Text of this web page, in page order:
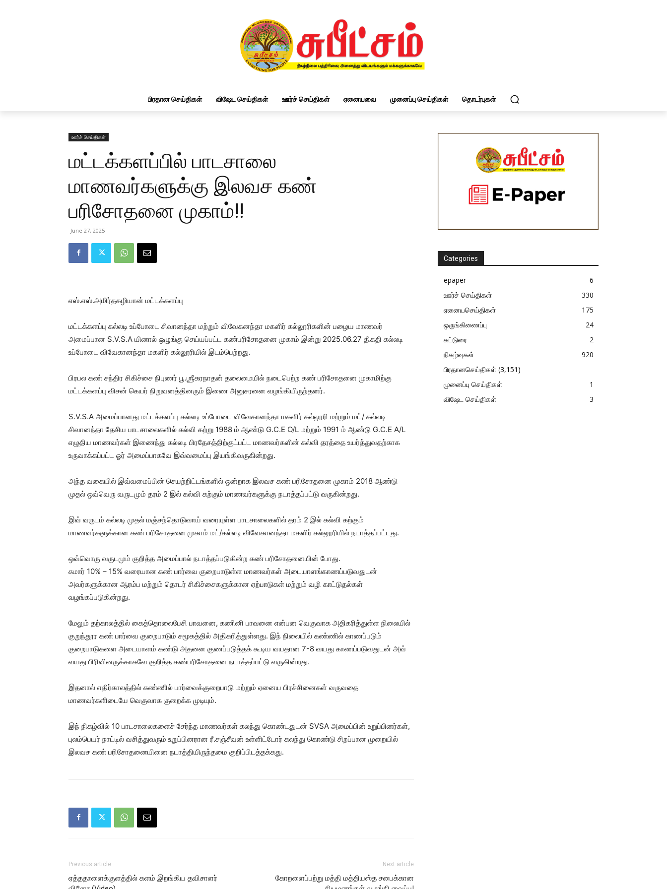
பிரதான செய்திகள் விஷேட செய்திகள் ஊர்ச் செய்திகள் ஏனையவை முனைப்பு செய்திகள் தொடர்புகள்
ஊர்ச் செய்திகள்
மட்டக்களப்பில் பாடசாலை
மாணவர்களுக்கு இலவச கண்
பரிசோதனை முகாம்!!
June 27, 2025
எஸ்.எஸ்.அமிர்தகழியான் மட்டக்களப்பு
மட்டக்களப்பு கல்லடி உப்போடை சிவானந்தா மற்றும் விவேகனந்தா மகளிர் கல்லூரிகளின் பழைய மாணவர்
அமைப்பான S.V.S.A யினால் ஒழுங்கு செய்யப்பட்ட கண்பரிசோதனை முகாம் இன்று 2025.06.27 திகதி கல்லடி
உப்போடை விவேகானந்தா மகளிர் கல்லூரியில் இடம்பெற்றது.
பிரபல கண் சந்திர சிகிச்சை நிபுணர் பூ.ஶ்ரீகரநாதன் தலைமையில் நடைபெற்ற கண் பரிசோதனை முகாமிற்கு
மட்டக்களப்பு விசன் கெயர் நிறுவனத்தினரும் இணை அனுசரனை வழங்கியிருந்தனர்.
S.V.S.A அமைப்பானது மட்டக்களப்பு கல்லடி உப்போடை விவேகானந்தா மகளிர் கல்லூரி மற்றும் மட்/ கல்லடி
சிவானந்தா தேசிய பாடசாலைகளில் கல்வி கற்று 1988 ம் ஆண்டு G.C.E O/L மற்றும் 1991 ம் ஆண்டு G.C.E A/L
எழுதிய மாணவர்கள் இணைந்து கல்லடி பிரதேசத்திற்குட்பட்ட மாணவர்களின் கல்வி தரத்தை உயர்த்துவதற்காக
உருவாக்கப்பட்ட ஓர் அமைப்பாகவே இவ்வமைப்பு இயங்கிவருகின்றது.
அந்த வகையில் இவ்வமைப்பின் செயற்றிட்டங்களில் ஒன்றாக இலவச கண் பரிசோதனை முகாம் 2018 ஆண்டு
முதல் ஒவ்வெரு வருடமும் தரம் 2 இல் கல்வி கற்கும் மாணவர்களுக்கு நடாத்தப்பட்டு வருகின்றது.
இவ் வருடம் கல்லடி முதல் மஞ்சந்தொடுவாய் வரையுள்ள பாடசாலைகளில் தரம் 2 இல் கல்வி கற்கும்
மாணவர்களுக்கான கண் பரிசோதனை முகாம் மட்/கல்லடி விவேகானந்தா மகளிர் கல்லூரியில் நடாத்தப்பட்டது.
ஒவ்வொரு வருடமும் குறித்த அமைப்பால் நடாத்தப்படுகின்ற கண் பரிசோதனையின் போது.
சுமார் 10% – 15% வரையான கண் பார்வை குறைபாடுள்ள மாணவர்கள் அடையாளங்காணப்படுவதுடன்
அவர்களுக்கான ஆரம்ப மற்றும் தொடர் சிகிச்சைகளுக்கான ஏற்பாடுகள் மற்றும் வழி காட்டுதல்கள்
வழங்கப்படுகின்றது.
மேலும் தற்காலத்தில் கைத்தொலைபேசி பாவனை, கணினி பாவனை என்பன வெகுவாக அதிகரித்துள்ள நிலையில்
குறுந்தூர கண் பார்வை குறைபாடும் சமூகத்தில் அதிகரித்துள்ளது. இந் நிலையில் கண்ணில் காணப்படும்
குறைபாடுகளை அடையாளம் கண்டு அதனை குணப்படுத்தக் கூடிய வயதான 7-8 வயது காணப்படுவதுடன் அவ்
வயது பிரிவினருக்காகவே குறித்த கண்பரிசோதனை நடாத்தப்பட்டு வருகின்றது.
இதனால் எதிர்காலத்தில் கண்ணில் பார்வைக்குறைபாடு மற்றும் ஏனைய பிரச்சினைகள் வருவதை
மாணவர்களிடையே வெகுவாக குறைக்க முடியும்.
இந் நிகழ்வில் 10 பாடசாலைகளைச் சேர்ந்த மாணவர்கள் கலந்து கொண்டதுடன் SVSA அமைப்பின் உறுப்பினர்கள்,
புலம்பெயர் நாட்டில் வசித்துவரும் உறுப்பினரான ரீ.சஞ்சீவன் உள்ளிட்டோர் கலந்து கொண்டு சிறப்பான முறையில்
இலவச கண் பரிசோதனையினை நடாத்தியிருந்தமை குறிப்பிடத்தக்கது.
Previous article
ஏத்ததாளைக்குளத்தில் களம் இறங்கிய தவிசாளர்
Next article
கோறளைப்பற்று மத்தி மத்தியஸ்த சபைக்கான
Categories
epaper
6
ஊர்ச் செய்திகள்
330
ஏனையசெய்திகள்
175
ஒருங்கிணைப்பு
24
கட்டுரை
2
நிகழ்வுகள்
920
பிரதானசெய்திகள் (3,151)
முனைப்பு செய்திகள்
1
விஷேட செய்திகள்
3